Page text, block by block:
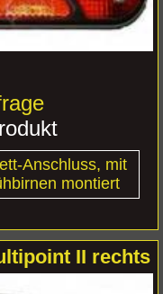
Anschluss, mit
montiert
II rechts